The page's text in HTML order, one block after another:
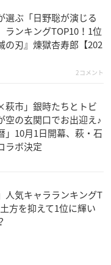
さま
魂THEFINAL」公開記
だき、当日ご利用の本
チケットレスサービス
購入券をお見せくださ
武線1日フリーきっぷ”1
言カード」1枚がもら
記載のQRコードをスマ
してヒントページにア
」が入手できるチェッ
が取得できます。
選ぶ「日野聡が演じる
ランキングTOP10！1位
の刃』煉󠄁獄杏寿郎【202
2コメント
萩市」銀時たちとトビ
空の玄関口でお出迎え♪
」10月1日開幕、萩・石
ラボ決定
人気キャラランキングT
方を抑えて1位に輝い